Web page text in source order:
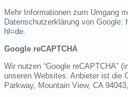
Mehr Informationen zum Umgang
Datenschutzerklärung von Google:
hl=de
Google reCAPTCHA
Wir nutzen “Google reCAPTCHA”
unseren Websites. Anbieter ist die
Parkway, Mountain View, CA 94043,